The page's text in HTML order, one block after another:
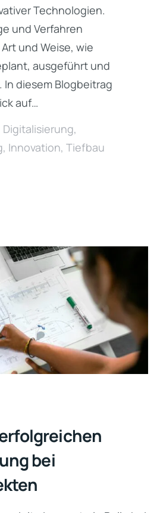
Technologien.
und Verfahren
und Weise, wie
ausgeführt und
diesem Blogbeitrag
auf…
Digitalisierung,
, Innovation, Tiefbau
bei